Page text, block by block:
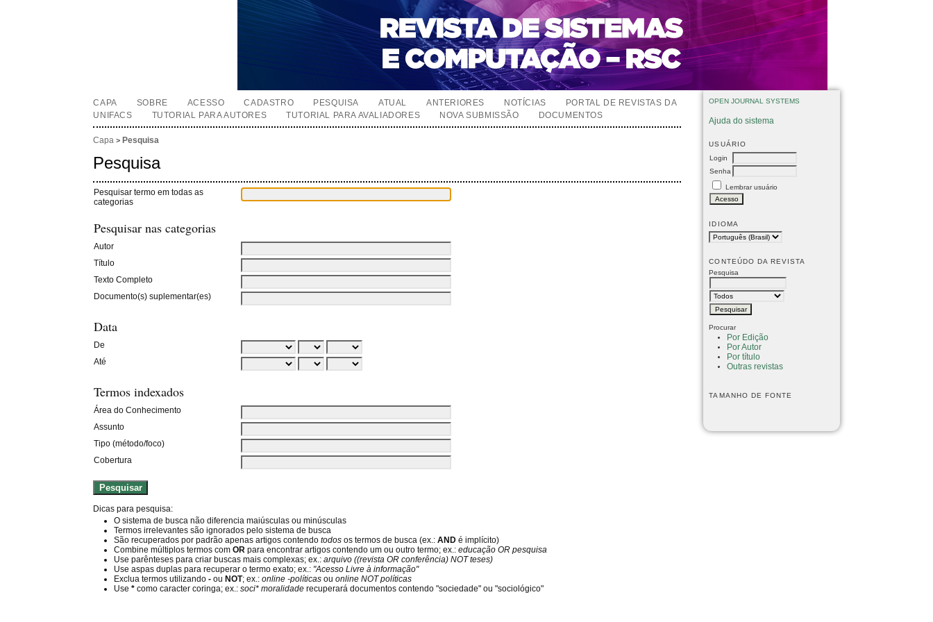
OPEN JOURNAL SYSTEMS
Ajuda do sistema
USUÁRIO
Login
Senha
Lembrar usuário
IDIOMA
CONTEÚDO DA REVISTA
Pesquisa
Procurar
Por Edição
Por Autor
Por título
Outras revistas
TAMANHO DE FONTE
CAPA SOBRE ACESSO CADASTRO PESQUISA ATUAL ANTERIORES NOTÍCIAS
PORTAL DE REVISTAS DA
UNIFACS
TUTORIAL PARA AUTORES TUTORIAL PARA AVALIADORES NOVA SUBMISSÃO DOCUMENTOS
Capa > Pesquisa
Pesquisa
Pesquisar termo em todas as
categorias
Pesquisar nas categorias
Autor
Título
Texto Completo
Documento(s) suplementar(es)
Data
De
Até
Termos indexados
Área do Conhecimento
Assunto
Tipo (método/foco)
Cobertura
Dicas para pesquisa:
O sistema de busca não diferencia maiúsculas ou minúsculas
Termos irrelevantes são ignorados pelo sistema de busca
São recuperados por padrão apenas artigos contendotodos os termos de busca (ex.:AND é implícito)
Combine múltiplos termos comOR para encontrar artigos contendo um ou outro termo; ex.:educação OR pesquisa
Use parênteses para criar buscas mais complexas; ex.:arquivo ((revista OR conferência) NOT teses)
Use aspas duplas para recuperar o termo exato; ex.: "Acesso Livre à informação"
Exclua termos utilizando- ou NOT; ex.:online -políticas ouonline NOT políticas
Use* como caracter coringa; ex.:soci* moralidade recuperará documentos contendo "sociedade" ou "sociológico"